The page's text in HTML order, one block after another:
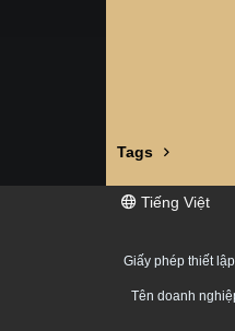
Tags
Tiếng Việt
Giấy phép thiết
Tên doanh